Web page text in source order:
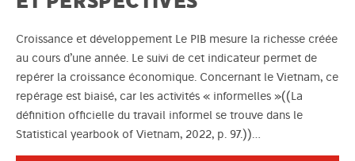
Croissance et développement Le PIB mesure la richesse créée
au cours d’une année. Le suivi de cet indicateur permet de
repérer la croissance économique. Concernant le Vietnam, ce
repérage est biaisé, car les activités « informelles »((La
définition officielle du travail informel se trouve dans le
Statistical yearbook of Vietnam, 2022, p. 97.))…